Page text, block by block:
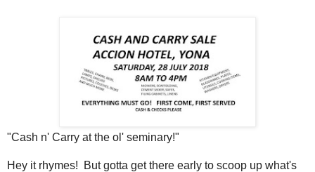
"Cash n' Carry at the ol' seminary!"
Hey it rhymes! But gotta get there early to scoop up what's